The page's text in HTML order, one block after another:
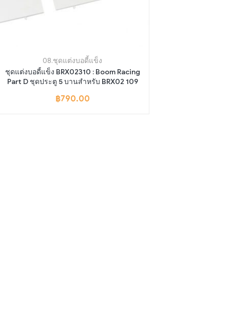
08.ชุดแต่งบอดี้แข็ง
ชุดแต่งบอดี้แข็ง BRX02310 : Boom Racing
Part D ชุดประตู 5 บานสำหรับ BRX02 109
฿790.00